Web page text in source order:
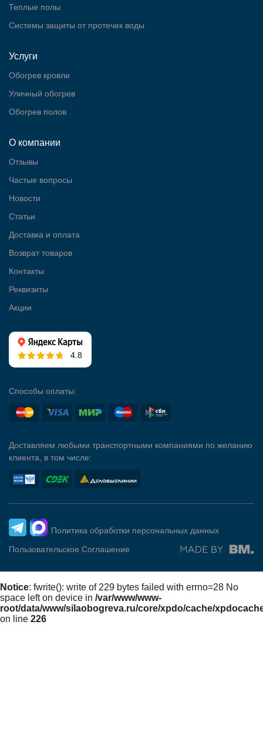
Теплые полы
Cистемы защиты от протечек воды
Услуги
Обогрев кровли
Уличный обогрев
Обогрев полов
О компании
Отзывы
Частые вопросы
Новости
Статьи
Доставка и оплата
Возврат товаров
Контакты
Реквизиты
Акции
4.8
Способы оплаты:
Доставляем любыми транспортными компаниями по желанию
клиента, в том числе:
Политика обработки персональных данных
Пользовательское Соглашение
Notice: fwrite(): write of 229 bytes failed with errno=28 No
space left on device in /var/www/www-
root/data/www/silaobogreva.ru/core/xpdo/cache/
on line 226